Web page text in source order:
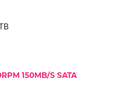
150MB/S SATA